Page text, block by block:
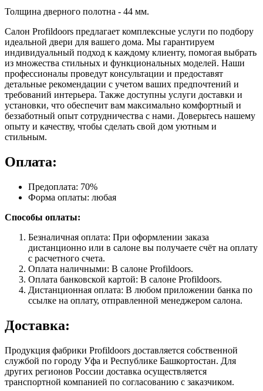
Толщина дверного полотна - 44 мм.
Салон Profildoors предлагает комплексные услуги по подбору
идеальной двери для вашего дома. Мы гарантируем
индивидуальный подход к каждому клиенту, помогая выбрать
из множества стильных и функциональных моделей. Наши
профессионалы проведут консультации и предоставят
детальные рекомендации с учетом ваших предпочтений и
требований интерьера. Также доступны услуги доставки и
установки, что обеспечит вам максимально комфортный и
беззаботный опыт сотрудничества с нами. Доверьтесь нашему
опыту и качеству, чтобы сделать свой дом уютным и
стильным.
Оплата:
Предоплата: 70%
Форма оплаты: любая
Способы оплаты:
Безналичная оплата: При оформлении заказа
дистанционно или в салоне вы получаете счёт на оплату
с расчетного счета.
Оплата наличными: В салоне Profildoors.
Оплата банковской картой: В салоне Profildoors.
Дистанционная оплата: В любом приложении банка по
ссылке на оплату, отправленной менеджером салона.
Доставка:
Продукция фабрики Profildoors доставляется собственной
службой по городу Уфа и Республике Башкортостан. Для
других регионов России доставка осуществляется
транспортной компанией по согласованию с заказчиком.